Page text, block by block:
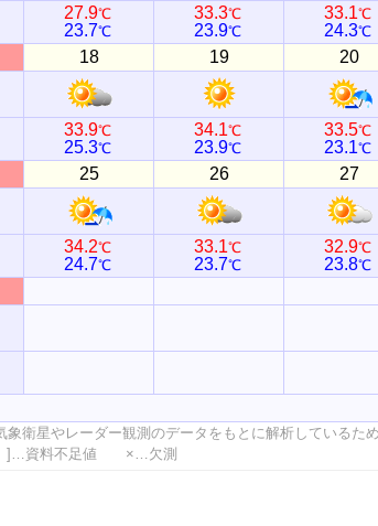
27.9℃
23.7℃
33.3℃
23.9℃
33.1℃
24.3℃
18 19 20
33.9℃
25.3℃
34.1℃
23.9℃
33.5℃
23.1℃
25 26 27
34.2℃
24.7℃
33.1℃
23.7℃
32.9℃
23.8℃
象衛星やレーダー観測のデータをもとに解析しているた
資料不足値 ×…欠測